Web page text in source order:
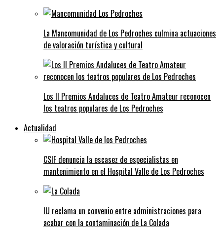
La Mancomunidad de Los Pedroches culmina actuaciones
de valoración turística y cultural
Los II Premios Andaluces de Teatro Amateur reconocen
los teatros populares de Los Pedroches
Actualidad
CSIF denuncia la escasez de especialistas en
mantenimiento en el Hospital Valle de Los Pedroches
IU reclama un convenio entre administraciones para
acabar con la contaminación de La Colada